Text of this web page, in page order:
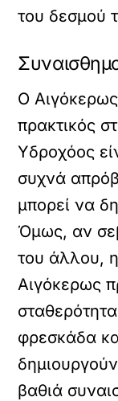
του δεσμού
Ο Αιγόκερως
πρακτικός
Υδροχόος
συχνά
μπορεί να
Όμως, αν
του άλλου,
Αιγόκερως
φρεσκάδα
βαθιά